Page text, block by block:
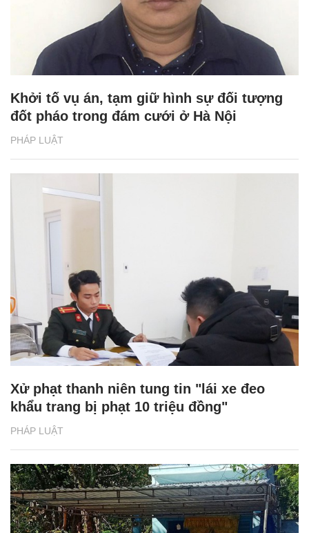
PHÁP LUẬT
Khởi tố vụ án, tạm giữ hình sự đối tượng
đốt pháo trong đám cưới ở Hà Nội
PHÁP LUẬT
Xử phạt thanh niên tung tin "lái xe đeo
khẩu trang bị phạt 10 triệu đồng"